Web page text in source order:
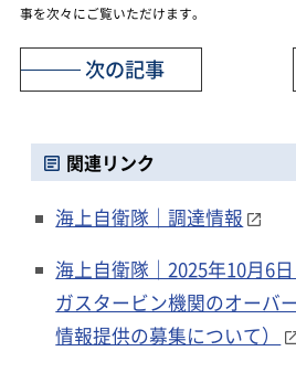
事を次々にご覧いただけます。
次の記事
関連リンク
海上自衛隊｜調達情報
海上自衛隊｜2025年10月6
ガスタービン機関のオーバ
情報提供の募集について）